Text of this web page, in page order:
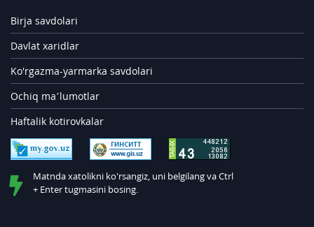
Birja savdolari
Davlat xaridlar
Ko'rgazma-yarmarka savdolari
Ochiq ma’lumotlar
Haftalik kotirovkalar
Matnda xatolikni ko'rsangiz, uni belgilang va Ctrl
+ Enter tugmasini bosing.